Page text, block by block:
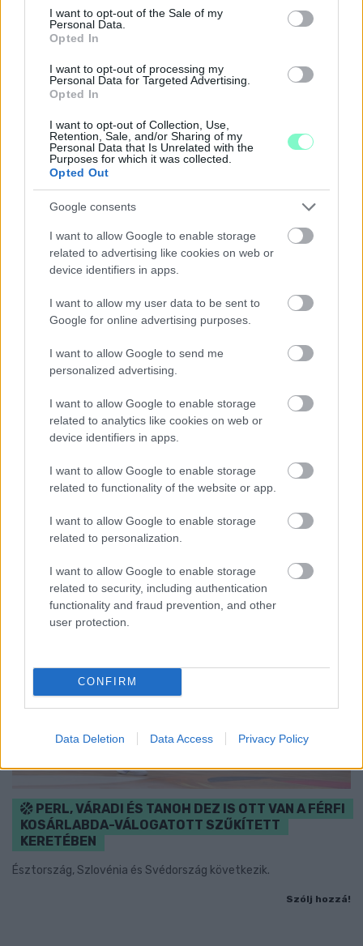
consent section.
I want to opt-out of the Sale of my
Personal Data.
Opted In
I want to opt-out of processing my
Personal Data for Targeted Advertising.
Opted In
I want to opt-out of Collection, Use,
Retention, Sale, and/or Sharing of my
Personal Data that Is Unrelated with the
Purposes for which it was collected.
Opted Out
Google consents
I want to allow Google to enable storage
related to advertising like cookies on web or
device identifiers in apps.
I want to allow my user data to be sent to
Google for online advertising purposes.
I want to allow Google to send me
personalized advertising.
I want to allow Google to enable storage
related to analytics like cookies on web or
device identifiers in apps.
I want to allow Google to enable storage
related to functionality of the website or app.
I want to allow Google to enable storage
related to personalization.
I want to allow Google to enable storage
related to security, including authentication
functionality and fraud prevention, and other
user protection.
CONFIRM
Data Deletion Data Access Privacy Policy
ESKÜVŐT
Jubileumi fogadalom megerősítés, történelmi felvonulás,
tűzshow és vezetett séták is várják az érdeklődőket augusztus
7–8-án.
EXTRA: A VÁSÁRCSARNOKBAN NYITJA ÚJ ÉVADÁT
A GYŐRI FILHARMONIKUS ZENEKAR
rendhagyó helyszínen találkozhat a közönség a klasszikus
zenével.
Szólj hozzá!
PERL, VÁRADI ÉS TANOH DEZ IS OTT VAN A FÉRFI
KOSÁRLABDA-VÁLOGATOTT SZŰKÍTETT
KERETÉBEN
Észtország, Szlovénia és Svédország következik.
Szólj hozzá!